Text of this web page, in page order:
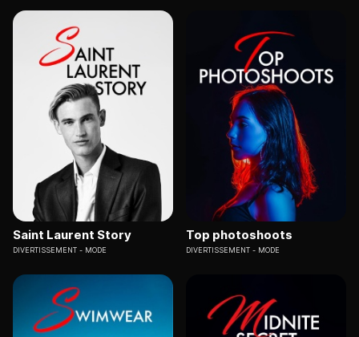
Saint Laurent Story
DIVERTISSEMENT MODE
Top photoshoots
DIVERTISSEMENT MODE